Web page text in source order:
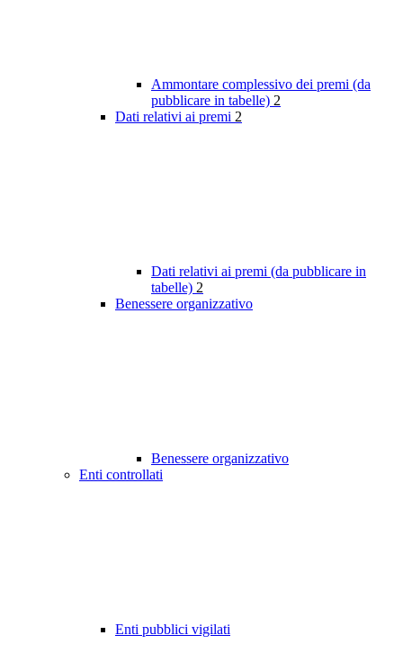
Ammontare complessivo dei premi (da
pubblicare in tabelle) 2
Dati relativi ai premi 2
Dati relativi ai premi (da pubblicare in
tabelle) 2
Benessere organizzativo
Benessere organizzativo
Enti controllati
Enti pubblici vigilati